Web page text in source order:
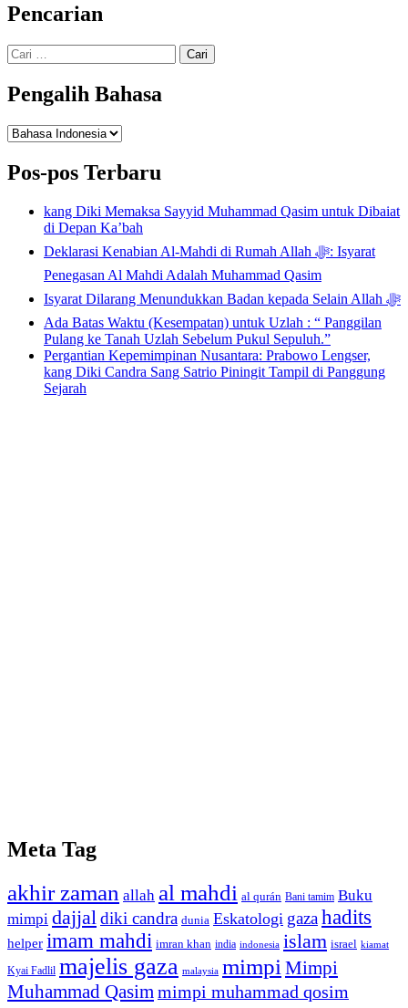
Pencarian
Cari
untuk:
Pengalih Bahasa
Pengalih
Pos-pos Terbaru
kang Diki Memaksa Sayyid Muhammad Qasim untuk Dibaiat
di Depan Ka’bah
Deklarasi Kenabian Al-Mahdi di Rumah Allah ﷻ: Isyarat
Penegasan Al Mahdi Adalah Muhammad Qasim
Isyarat Dilarang Menundukkan Badan kepada Selain Allah ﷻ
Ada Batas Waktu (Kesempatan) untuk Uzlah : “ Panggilan
Pulang ke Tanah Uzlah Sebelum Pukul Sepuluh.”
Pergantian Kepemimpinan Nusantara: Prabowo Lengser,
kang Diki Candra Sang Satrio Piningit Tampil di Panggung
Sejarah
Meta Tag
akhir zaman allah al mahdi al qurán Bani tamim Buku
mimpi dajjaldiki candra dunia Eskatologi gazahadits
helper imam mahdi imran khan india indonesia islam israel kiamat
Kyai Fadlil majelis gaza malaysia mimpi Mimpi
Muhammad Qasimmimpi muhammad qosim